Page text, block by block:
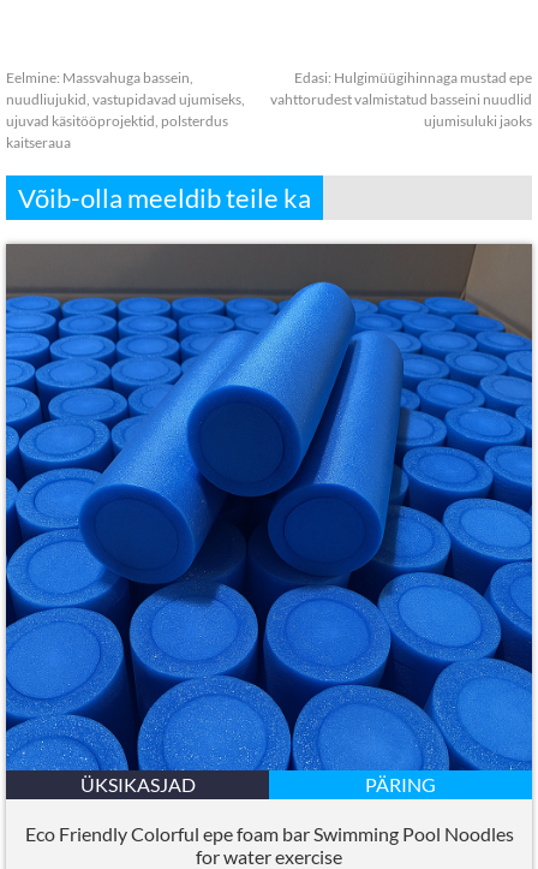
Eelmine: Massvahuga bassein,
nuudliujukid, vastupidavad ujumiseks,
ujuvad käsitööprojektid, polsterdus
kaitseraua
Edasi: Hulgimüügihinnaga mustad epe
vahttorudest valmistatud basseini nuudlid
ujumisuluki jaoks
Võib-olla meeldib teile ka
ÜKSIKASJAD PÄRING
Eco Friendly Colorful epe foam bar Swimming Pool Noodles
for water exercise